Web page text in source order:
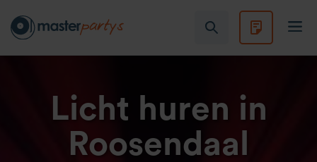
Licht huren in
Roosendaal